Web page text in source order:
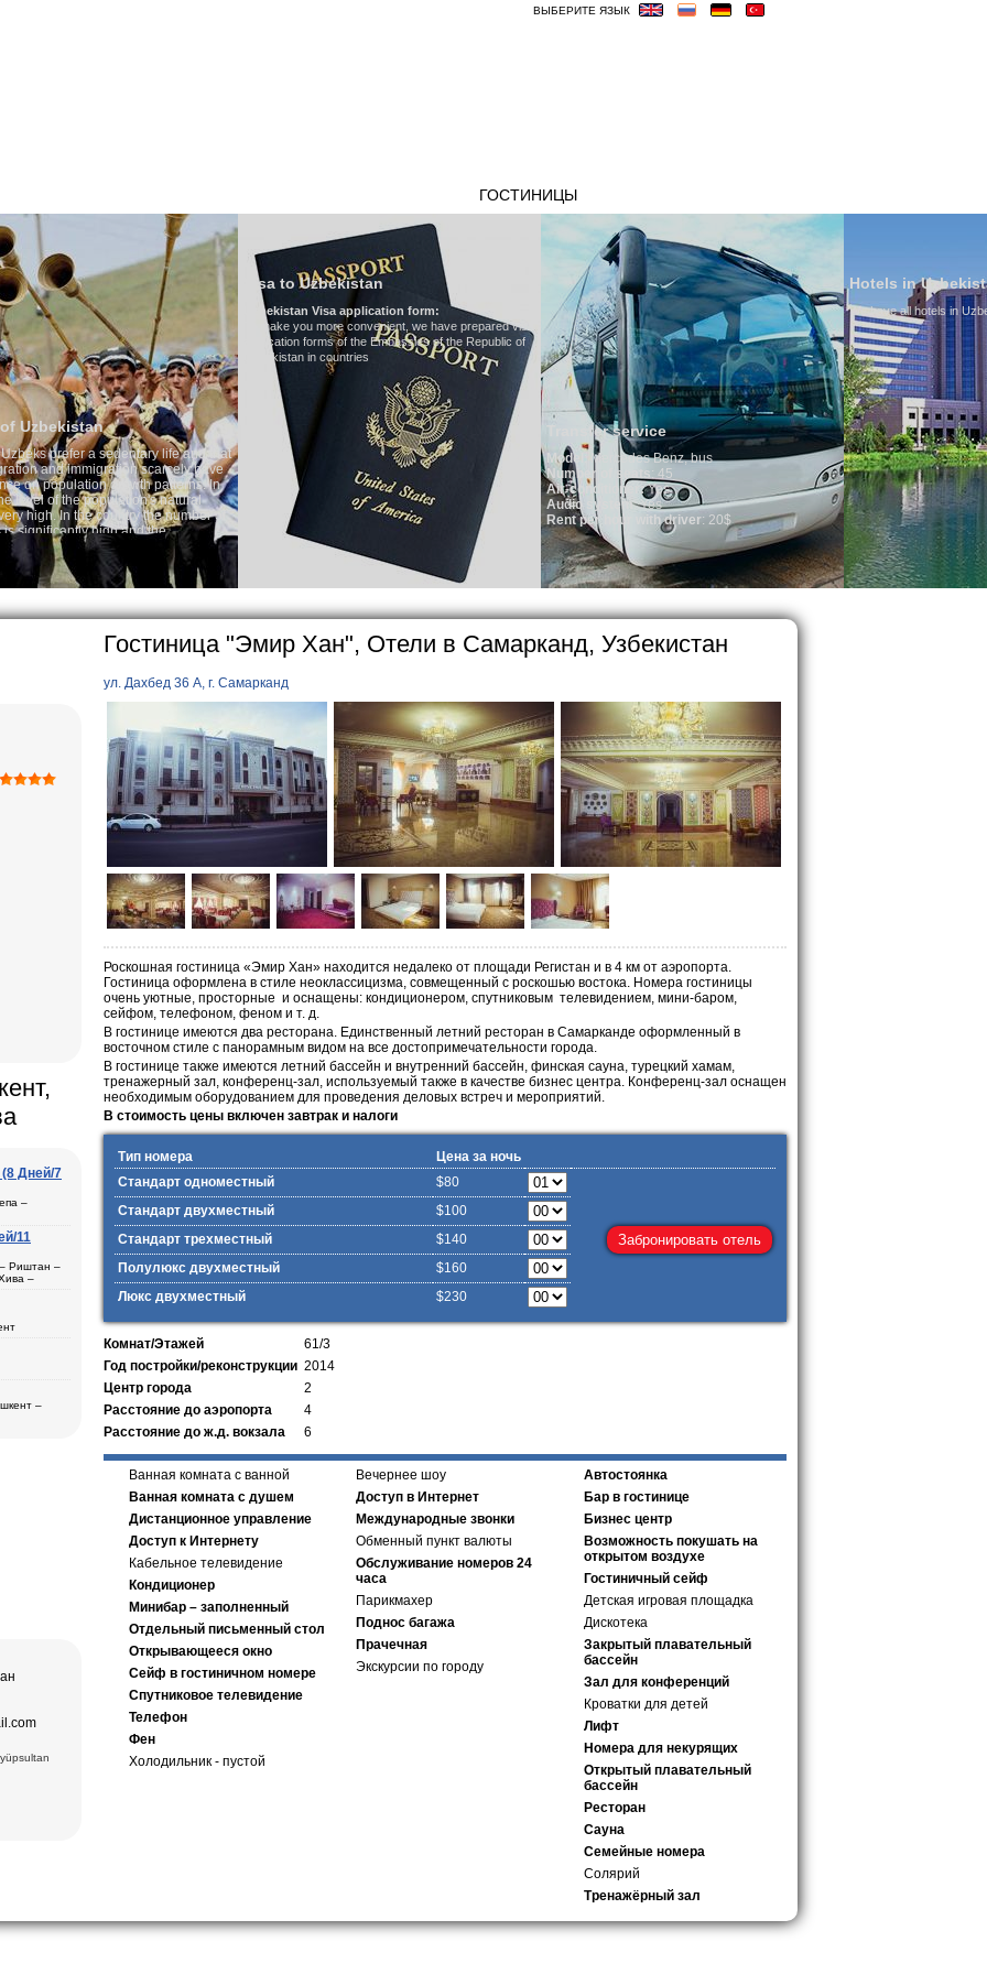
ВЫБЕРИТЕ ЯЗЫК
ГОСТИНИЦЫ
life and that
scarcely have
patterns. In
natural
the number of
the
of the lowest
tradition, the
quite sacred.
in villages, is
family has
Visa to Uzbekistan
Uzbekistan Visa application form:
To make you more convenient, we have prepared visa
application forms of the Embassies of the Republic of
Uzbekistan in countries
Transfer service
Model
Mercedes Benz, bus
Number of seats
: 45
Air-conditioner:
Yes
Audio system
Rent per hour with driver: 20$
Hotels in Uzbekistan
We have all hotels in Uzbekistan
(8 Дней/7
–
в
11
Риштан –
–
(3) –
Хива (1) –
в
(XIX в.);
су.
Медресе
Биби-
ковровая
вв.)
Мири
Заргарон
Ляби-
–
Гостиница "Эмир Хан", Отели в Самарканд, Узбекистан
ул. Дахбед 36 А, г. Самарканд
Роскошная гостиница «Эмир Хан» находится недалеко от площади Регистан и в 4 км от аэропорта.
Гостиница оформлена в стиле неоклассицизма, совмещенный с роскошью востока. Номера гостиницы
очень уютные, просторные и оснащены: кондиционером, спутниковым телевидением, мини-баром,
сейфом, телефоном, феном и т. д.
В гостинице имеются два ресторана. Единственный летний ресторан в Самарканде оформленный в
восточном стиле с панорамным видом на все достопримечательности города.
В гостинице также имеются летний бассейн и внутренний бассейн, финская сауна, турецкий хамам,
тренажерный зал, конференц-зал, используемый также в качестве бизнес центра. Конференц-зал оснащен
необходимым оборудованием для проведения деловых встреч и мероприятий.
В стоимость цены включен завтрак и налоги
Тип номера
Цена за ночь
Стандарт одноместный
$80
Стандарт двухместный
$100
Стандарт трехместный
$140
Полулюкс двухместный
$160
Люкс двухместный
$230
Комнат/Этажей
61/3
Год постройки/реконструкции 2014
Центр города
2
Расстояние до аэропорта
4
Расстояние до ж.д. вокзала
6
Ванная комната с ванной
Ванная комната с душем
Дистанционное управление
Доступ к Интернету
Кабельное телевидение
Кондиционер
Минибар – заполненный
Отдельный письменный стол
Открывающееся окно
Сейф в гостиничном номере
Спутниковое телевидение
Телефон
Фен
Холодильник - пустой
Вечернее шоу
Доступ в Интернет
Международные звонки
Обменный пункт валюты
Обслуживание номеров 24
часа
Парикмахер
Поднос багажа
Прачечная
Экскурсии по городу
Автостоянка
Бар в гостинице
Бизнес центр
Возможность покушать на
открытом воздухе
Гостиничный сейф
Детская игровая площадка
Дискотека
Закрытый плавательный
бассейн
Зал для конференций
Кроватки для детей
Лифт
Номера для некурящих
Открытый плавательный
бассейн
Ресторан
Сауна
Семейные номера
Солярий
Тренажёрный зал